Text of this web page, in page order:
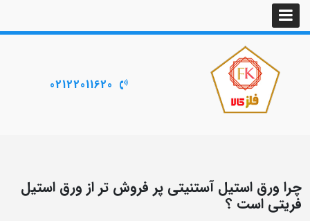
02122011620
آستنیتی پر فروش تر از ورق استیل
؟